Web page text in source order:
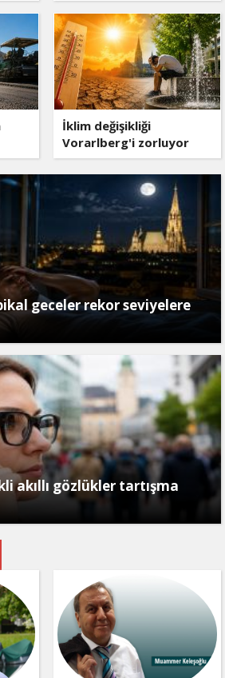
İklim değişikliği
Vorarlberg'i zorluyor
geceler rekor seviyelere
akıllı gözlükler tartışma